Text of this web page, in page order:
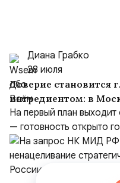
Диана Грабко
28 июля
Доверие становится
ингредиентом: в
лауреаты премии
2026»
На первый план выходит
— готовность открыто